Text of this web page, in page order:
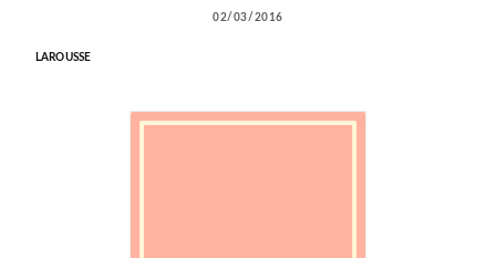
02/03/2016
LAROUSSE